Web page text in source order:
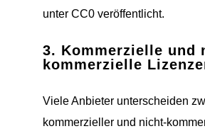
unter CC0 veröffentlicht.
3. Kommerzielle und
kommerzielle
Viele Anbieter unterscheiden
kommerzieller und nicht-